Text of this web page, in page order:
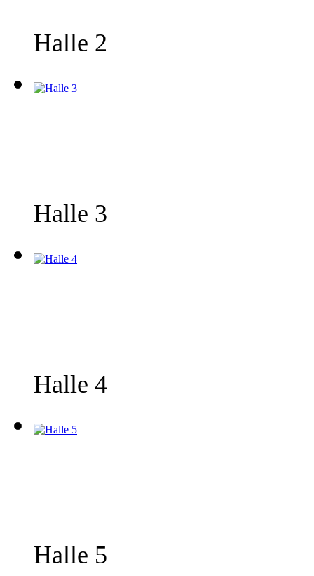
Halle 2
Halle 3
Halle 4
Halle 5